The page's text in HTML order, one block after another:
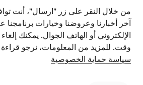
من خلال النقر على زر
آخر أخبارنا وعروضنا وخيارات برنامجنا
الإلكتروني أو الهاتف الجوال. يمكنك
وقت. للمزيد من المعلومات، نرجو قراءة
سياسة حماية الخصوصية